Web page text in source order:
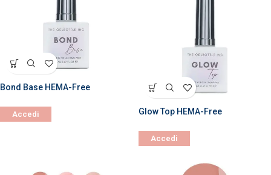
Bond Base HEMA-Free
Accedi Glow Top HEMA-Free
Accedi